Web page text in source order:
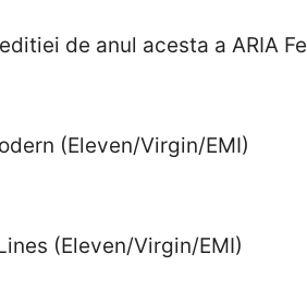
de anul acesta a ARIA
(Eleven/Virgin/EMI)
(Eleven/Virgin/EMI)